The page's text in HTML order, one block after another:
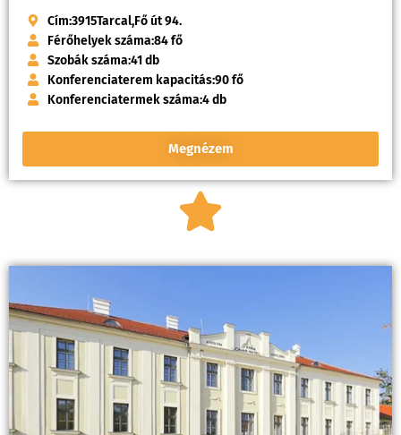
Cím:3915Tarcal,Fő út 94.
Férőhelyek száma:84 fő
Szobák száma:41 db
Konferenciaterem kapacitás:90 fő
Konferenciatermek száma:4 db
Megnézem